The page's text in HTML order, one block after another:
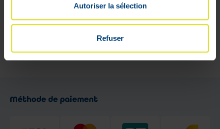
Autoriser la sélection
Refuser
Ouverture du lundi au vendredi
de 9h à 13h et de 13h30 à 18h -
Le samedi de 9h à 17h
Méthode de paiement